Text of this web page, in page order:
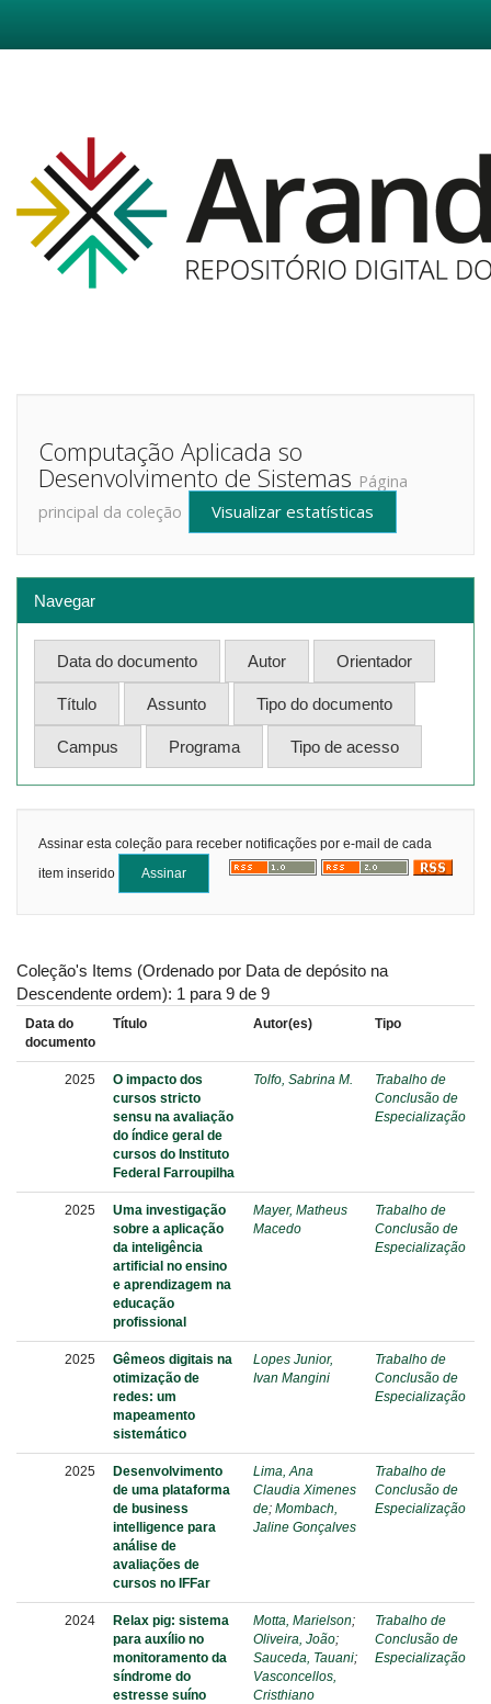
Computação Aplicada so
Desenvolvimento de Sistemas Página
principal da coleção
Visualizar estatísticas
Navegar
Assinar esta coleção para receber notificações por e-mail de cada
item inserido
Coleção's Items (Ordenado por Data de depósito na
Descendente ordem): 1 para 9 de 9
Data do
documento
Título Autor(es) Tipo
2025
O impacto dos
cursos stricto
sensu na avaliação
do índice geral de
cursos do Instituto
Federal Farroupilha
Tolfo, Sabrina M.
Trabalho de
Conclusão de
Especialização
2025
Uma investigação
sobre a aplicação
da inteligência
artificial no ensino
e aprendizagem na
educação
profissional
Mayer, Matheus
Macedo
Trabalho de
Conclusão de
Especialização
2025
Gêmeos digitais na
otimização de
redes: um
mapeamento
sistemático
Lopes Junior,
Ivan Mangini
Trabalho de
Conclusão de
Especialização
2025
Desenvolvimento
de uma plataforma
de business
intelligence para
análise de
avaliações de
cursos no IFFar
Lima, Ana
Claudia Ximenes
de; Mombach,
Jaline Gonçalves
Trabalho de
Conclusão de
Especialização
2024
Relax pig: sistema
para auxílio no
monitoramento da
síndrome do
estresse suíno
Motta, Marielson;
Oliveira, João;
Sauceda, Tauani;
Vasconcellos,
Cristhiano
Trabalho de
Conclusão de
Especialização